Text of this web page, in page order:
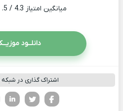
میانگین امتیاز 4.3 / 5. شمارش آرا:
دانلــود
اشتراک گذاری در